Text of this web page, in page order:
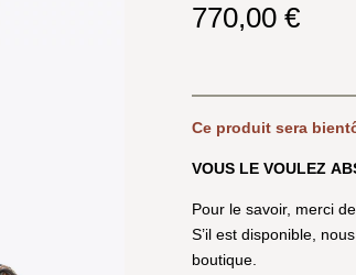
770,00 €
Ce produit sera
VOUS LE VOULEZ
Pour le savoir, merci
S’il est disponible,
boutique.